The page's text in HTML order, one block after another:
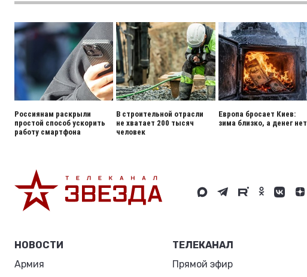
Россиянам раскрыли
простой способ ускорить
работу смартфона
В строительной отрасли
не хватает 200 тысяч
человек
Европа бросает Киев:
зима близко, а денег нет
НОВОСТИ
Армия
ТЕЛЕКАНАЛ
Прямой эфир